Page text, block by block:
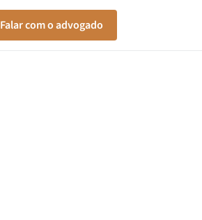
Falar com o advogado